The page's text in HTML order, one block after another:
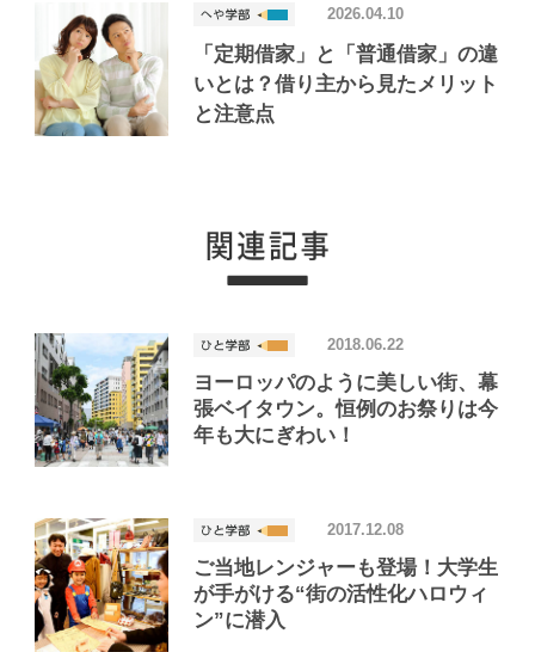
「定期借家」と「普通借家」の違
いとは？借り主から見たメリット
と注意点
2026.04.10
ヨーロッパのように美しい街、幕
張ベイタウン。恒例のお祭りは今
年も大にぎわい！
2018.06.22
ご当地レンジャーも登場！大学生
が手がける“街の活性化ハロウィ
ン”に潜入
2017.12.08